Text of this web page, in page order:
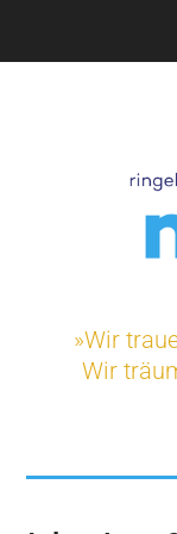
e.V.
Projekte»Wir
Wir